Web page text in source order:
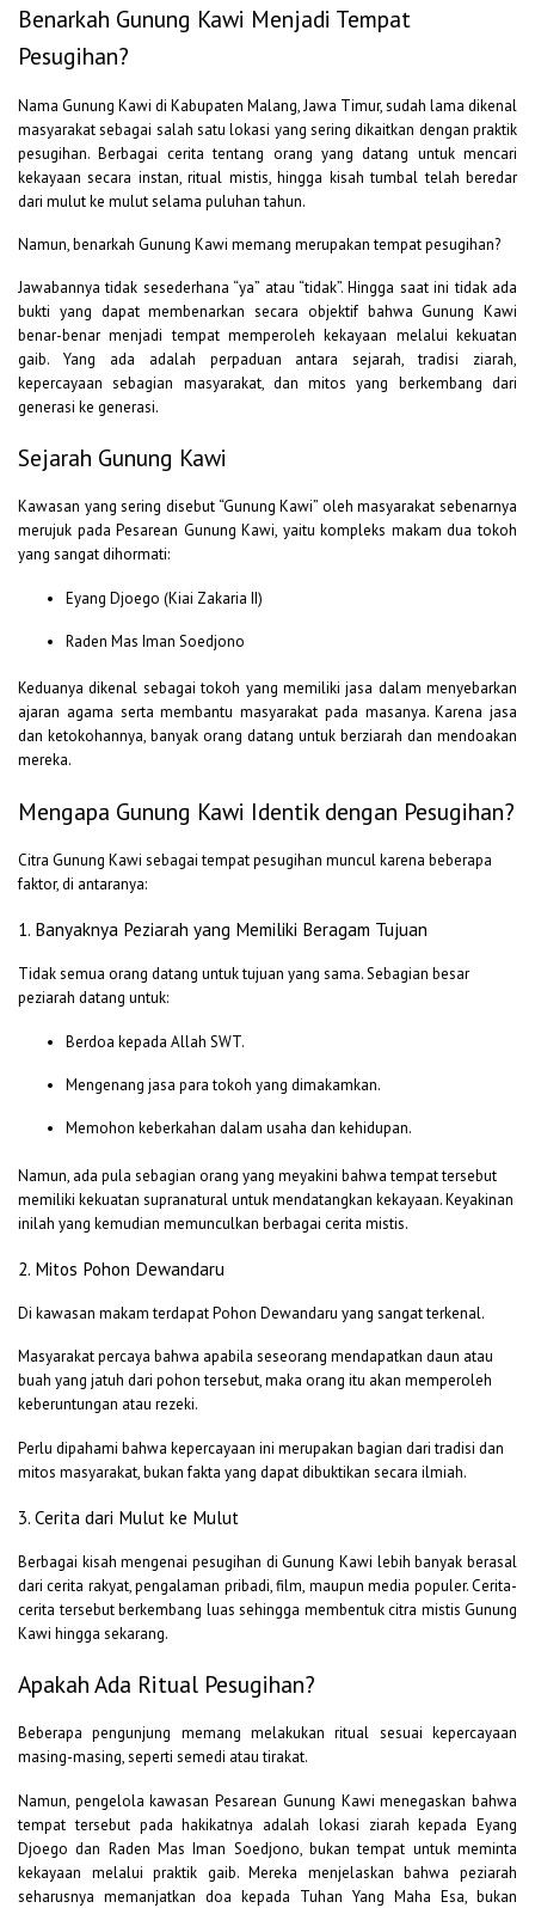
Benarkah Gunung Kawi Menjadi Tempat
Pesugihan?
Nama Gunung Kawi di Kabupaten Malang, Jawa Timur, sudah lama dikenal
masyarakat sebagai salah satu lokasi yang sering dikaitkan dengan praktik
pesugihan. Berbagai cerita tentang orang yang datang untuk mencari
kekayaan secara instan, ritual mistis, hingga kisah tumbal telah beredar
dari mulut ke mulut selama puluhan tahun.
Namun, benarkah Gunung Kawi memang merupakan tempat pesugihan?
Jawabannya tidak sesederhana “ya” atau “tidak”. Hingga saat ini tidak ada
bukti yang dapat membenarkan secara objektif bahwa Gunung Kawi
benar-benar menjadi tempat memperoleh kekayaan melalui kekuatan
gaib. Yang ada adalah perpaduan antara sejarah, tradisi ziarah,
kepercayaan sebagian masyarakat, dan mitos yang berkembang dari
generasi ke generasi.
Sejarah Gunung Kawi
Kawasan yang sering disebut “Gunung Kawi” oleh masyarakat sebenarnya
merujuk pada Pesarean Gunung Kawi, yaitu kompleks makam dua tokoh
yang sangat dihormati:
Eyang Djoego (Kiai Zakaria II)
Raden Mas Iman Soedjono
Keduanya dikenal sebagai tokoh yang memiliki jasa dalam menyebarkan
ajaran agama serta membantu masyarakat pada masanya. Karena jasa
dan ketokohannya, banyak orang datang untuk berziarah dan mendoakan
mereka.
Mengapa Gunung Kawi Identik dengan Pesugihan?
Citra Gunung Kawi sebagai tempat pesugihan muncul karena beberapa
faktor, di antaranya:
1. Banyaknya Peziarah yang Memiliki Beragam Tujuan
Tidak semua orang datang untuk tujuan yang sama. Sebagian besar
peziarah datang untuk:
Berdoa kepada Allah SWT.
Mengenang jasa para tokoh yang dimakamkan.
Memohon keberkahan dalam usaha dan kehidupan.
Namun, ada pula sebagian orang yang meyakini bahwa tempat tersebut
memiliki kekuatan supranatural untuk mendatangkan kekayaan. Keyakinan
inilah yang kemudian memunculkan berbagai cerita mistis.
2. Mitos Pohon Dewandaru
Di kawasan makam terdapat Pohon Dewandaru yang sangat terkenal.
Masyarakat percaya bahwa apabila seseorang mendapatkan daun atau
buah yang jatuh dari pohon tersebut, maka orang itu akan memperoleh
keberuntungan atau rezeki.
Perlu dipahami bahwa kepercayaan ini merupakan bagian dari tradisi dan
mitos masyarakat, bukan fakta yang dapat dibuktikan secara ilmiah.
3. Cerita dari Mulut ke Mulut
Berbagai kisah mengenai pesugihan di Gunung Kawi lebih banyak berasal
dari cerita rakyat, pengalaman pribadi, film, maupun media populer. Cerita-
cerita tersebut berkembang luas sehingga membentuk citra mistis Gunung
Kawi hingga sekarang.
Apakah Ada Ritual Pesugihan?
Beberapa pengunjung memang melakukan ritual sesuai kepercayaan
masing-masing, seperti semedi atau tirakat.
Namun, pengelola kawasan Pesarean Gunung Kawi menegaskan bahwa
tempat tersebut pada hakikatnya adalah lokasi ziarah kepada Eyang
Djoego dan Raden Mas Iman Soedjono, bukan tempat untuk meminta
kekayaan melalui praktik gaib. Mereka menjelaskan bahwa peziarah
seharusnya memanjatkan doa kepada Tuhan Yang Maha Esa, bukan